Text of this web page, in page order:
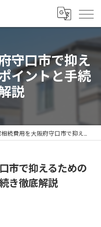
守口市で抑え
イントと手続
説
費用を大阪府守口市で抑えるための具体的なポイントと手続き徹底解説
市で抑えるための
き徹底解説